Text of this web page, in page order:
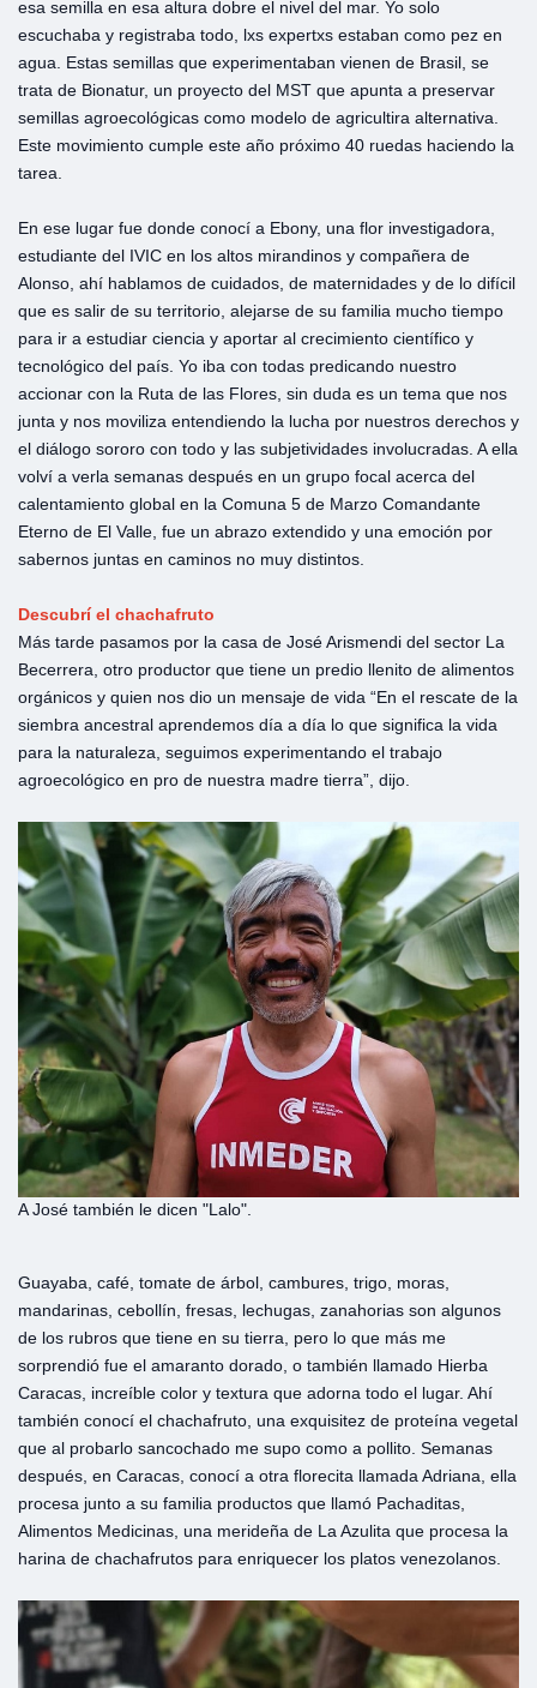
esa semilla en esa altura dobre el nivel del mar. Yo solo
escuchaba y registraba todo, lxs expertxs estaban como pez en
agua. Estas semillas que experimentaban vienen de Brasil, se
trata de Bionatur, un proyecto del MST que apunta a preservar
semillas agroecológicas como modelo de agricultira alternativa.
Este movimiento cumple este año próximo 40 ruedas haciendo la
tarea.
En ese lugar fue donde conocí a Ebony, una flor investigadora,
estudiante del IVIC en los altos mirandinos y compañera de
Alonso, ahí hablamos de cuidados, de maternidades y de lo difícil
que es salir de su territorio, alejarse de su familia mucho tiempo
para ir a estudiar ciencia y aportar al crecimiento científico y
tecnológico del país. Yo iba con todas predicando nuestro
accionar con la Ruta de las Flores, sin duda es un tema que nos
junta y nos moviliza entendiendo la lucha por nuestros derechos y
el diálogo sororo con todo y las subjetividades involucradas. A ella
volví a verla semanas después en un grupo focal acerca del
calentamiento global en la Comuna 5 de Marzo Comandante
Eterno de El Valle, fue un abrazo extendido y una emoción por
sabernos juntas en caminos no muy distintos.
Descubrí el chachafruto
Más tarde pasamos por la casa de José Arismendi del sector La
Becerrera, otro productor que tiene un predio llenito de alimentos
orgánicos y quien nos dio un mensaje de vida “En el rescate de la
siembra ancestral aprendemos día a día lo que significa la vida
para la naturaleza, seguimos experimentando el trabajo
agroecológico en pro de nuestra madre tierra”, dijo.
A José también le dicen "Lalo".
Guayaba, café, tomate de árbol, cambures, trigo, moras,
mandarinas, cebollín, fresas, lechugas, zanahorias son algunos
de los rubros que tiene en su tierra, pero lo que más me
sorprendió fue el amaranto dorado, o también llamado Hierba
Caracas, increíble color y textura que adorna todo el lugar. Ahí
también conocí el chachafruto, una exquisitez de proteína vegetal
que al probarlo sancochado me supo como a pollito. Semanas
después, en Caracas, conocí a otra florecita llamada Adriana, ella
procesa junto a su familia productos que llamó Pachaditas,
Alimentos Medicinas, una merideña de La Azulita que procesa la
harina de chachafrutos para enriquecer los platos venezolanos.